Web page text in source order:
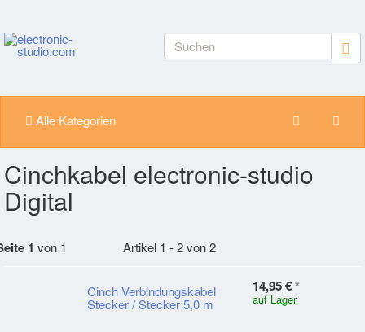
Alle Kategorien
Cinchkabel electronic-studio
Digital
1 von 1 Artikel 1 - 2 von 2
Cinch Verbindungskabel
Stecker / Stecker 5,0 m
14,95 €*
auf Lager